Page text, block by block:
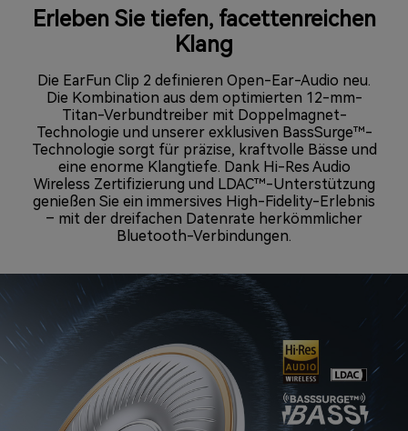
Erleben Sie tiefen, facettenreichen
Klang
Die EarFun Clip 2 definieren Open-Ear-Audio neu.
Die Kombination aus dem optimierten 12-mm-
Titan-Verbundtreiber mit Doppelmagnet-
Technologie und unserer exklusiven BassSurge™-
Technologie sorgt für präzise, kraftvolle Bässe und
eine enorme Klangtiefe. Dank Hi-Res Audio
Wireless Zertifizierung und LDAC™-Unterstützung
genießen Sie ein immersives High-Fidelity-Erlebnis
– mit der dreifachen Datenrate herkömmlicher
Bluetooth-Verbindungen.